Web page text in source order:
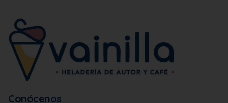
Conócenos